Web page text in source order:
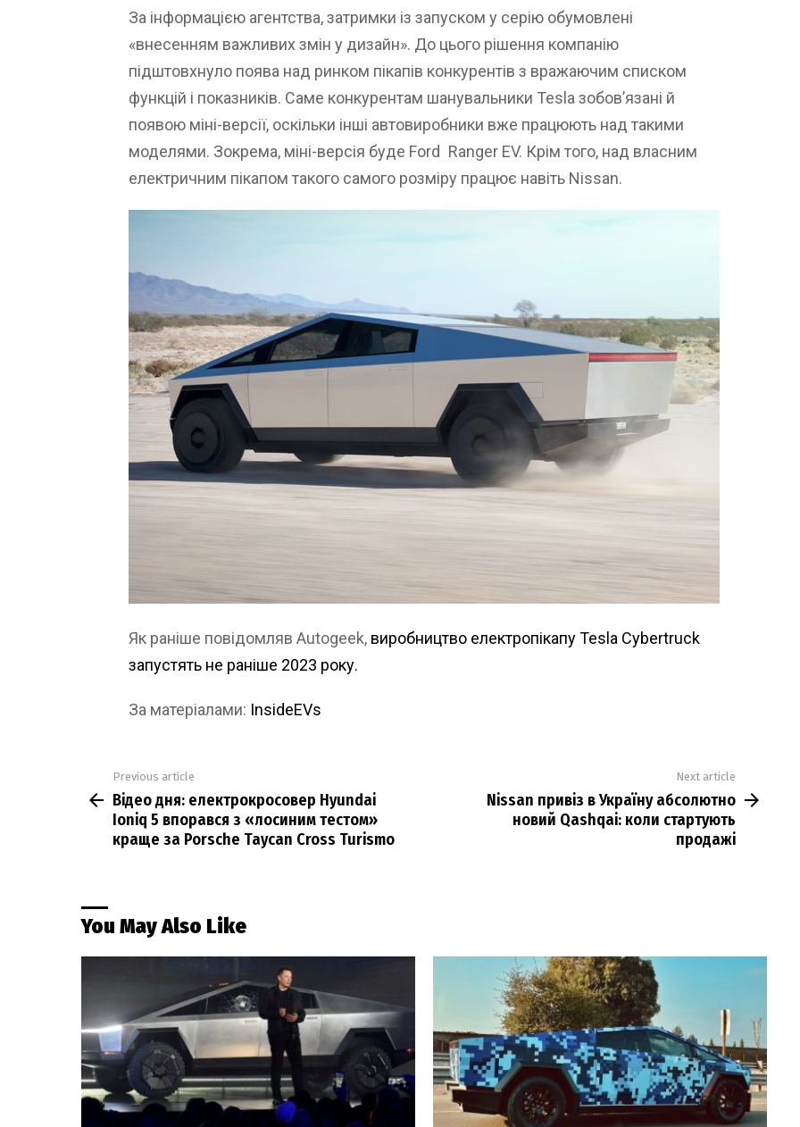
За інформацією агентства, затримки із запуском у серію обумовлені
«внесенням важливих змін у дизайн». До цього рішення компанію
підштовхнуло поява над ринком пікапів конкурентів з вражаючим списком
функцій і показників. Саме конкурентам шанувальники Tesla зобов’язані й
появою міні-версії, оскільки інші автовиробники вже працюють над такими
моделями. Зокрема, міні-версія буде Ford Ranger EV. Крім того, над власним
електричним пікапом такого самого розміру працює навіть Nissan.
Як раніше повідомляв Autogeek, виробництво електропікапу Tesla Cybertruck
запустять не раніше 2023 року.
За матеріалами: InsideEVs
more
Previous article
Відео дня: електрокросовер Hyundai
Ioniq 5 впорався з «лосиним тестом»
краще за Porsche Taycan Cross Turismo
Next article
Nissan привіз в Україну абсолютно
новий Qashqai: коли стартують
продажі
You May Also Like